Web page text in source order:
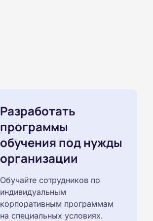
Разработать
программы
обучения под нужды
организации
Обучайте сотрудников по
индивидуальным
корпоративным программам
на специальных условиях.